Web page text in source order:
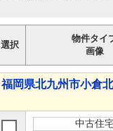
選択
物件タイ
画像
福岡県北九州市小倉
中古住